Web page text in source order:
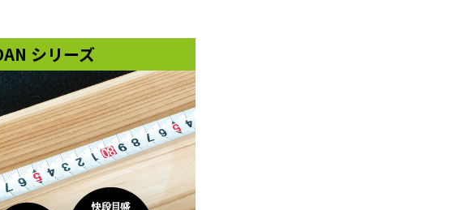
シリーズ